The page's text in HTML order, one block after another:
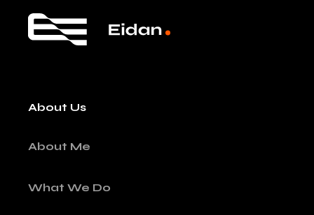
About Us
About Me
What We Do